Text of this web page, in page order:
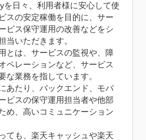
を日々、利用者様に安心して使
スの安定稼働を目的に、サー
ビス保守運用の改善などをシ
当いただきます。
とは、サービスの監視や、障
ペレーションなど、サービス
な業務を指しています。
あたり、バックエンド、モバ
ビスの保守運用担当者や他部
め、高いコミュニケーション
ても、楽天キャッシュや楽天